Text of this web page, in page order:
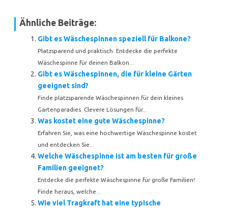
Ähnliche Beiträge:
Gibt es Wäschespinnen speziell für Balkone?
Platzsparend und praktisch: Entdecke die perfekte
Wäschespinne für deinen Balkon...
Gibt es Wäschespinnen, die für kleine Gärten
geeignet sind?
Finde platzsparende Wäschespinnen für dein kleines
Gartenparadies. Clevere Lösungen für...
Was kostet eine gute Wäschespinne?
Erfahren Sie, was eine hochwertige Wäschespinne kostet
und entdecken Sie...
Welche Wäschespinne ist am besten für große
Familien geeignet?
Entdecke die perfekte Wäschespinne für große Familien!
Finde heraus, welche...
Wie viel Tragkraft hat eine typische